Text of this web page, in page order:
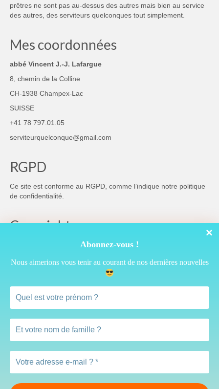
Abonnez-vous !
Nous aimerions vous tenir au courant de nos dernières nouvelles
prêtres ne sont pas au-dessus des autres mais bien au service
des autres, des serviteurs quelconques tout simplement.
Mes coordonnées
abbé Vincent J.-J. Lafargue
8, chemin de la Colline
CH-1938 Champex-Lac
SUISSE
+41 78 797.01.05
serviteurquelconque@gmail.com
RGPD
Ce site est conforme au RGPD, comme l’indique notre politique
de confidentialité
Copyright
Cette œuvre est mise à disposition selon les termes de la
Licence Creative Commons Attribution 4.0 International
(c) serviteurquelconque.ch